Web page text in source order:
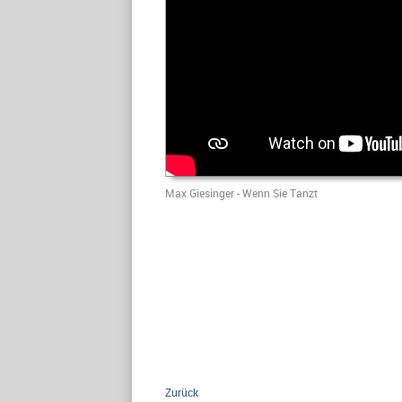
Max Giesinger - Wenn Sie Tanzt
Zurück